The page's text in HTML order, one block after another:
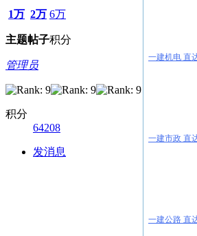
1万
主题
2万
帖子
6万
积分
管理员
积分
64208
发消息
一建机电
一建市政
一建公路